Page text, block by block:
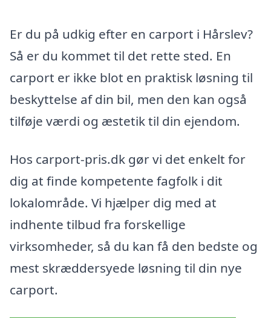
Er du på udkig efter en carport i Hårslev?
Så er du kommet til det rette sted. En
carport er ikke blot en praktisk løsning til
beskyttelse af din bil, men den kan også
tilføje værdi og æstetik til din ejendom.
Hos carport-pris.dk gør vi det enkelt for
dig at finde kompetente fagfolk i dit
lokalområde. Vi hjælper dig med at
indhente tilbud fra forskellige
virksomheder, så du kan få den bedste og
mest skræddersyede løsning til din nye
carport.